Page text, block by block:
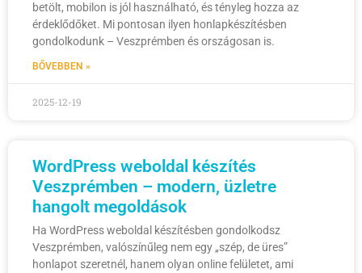
betölt, mobilon is jól használható, és tényleg hozza az
érdeklődőket. Mi pontosan ilyen honlapkészítésben
gondolkodunk – Veszprémben és országosan is.
BŐVEBBEN »
2025-12-19
WordPress weboldal készítés
Veszprémben – modern, üzletre
hangolt megoldások
Ha WordPress weboldal készítésben gondolkodsz
Veszprémben, valószínűleg nem egy „szép, de üres”
honlapot szeretnél, hanem olyan online felületet, ami